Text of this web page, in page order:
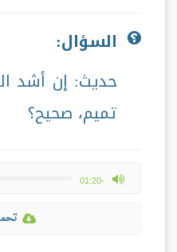
السؤال:
حديث: إن أشد
تميم، صحيح؟
-01:20
max volume